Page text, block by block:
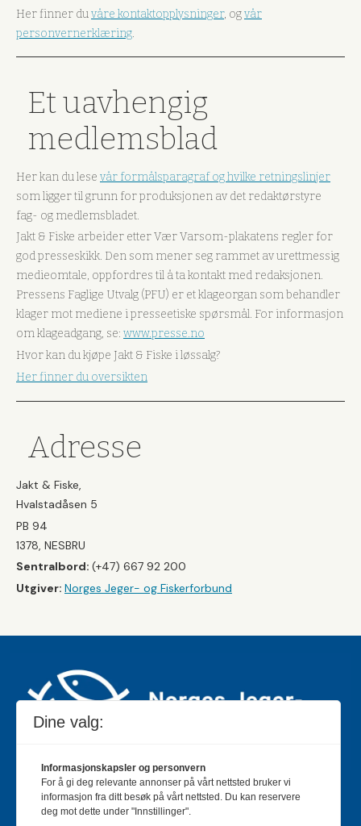
Her finner duvåre kontaktopplysninger, ogvår
personvernerklæring.
Et uavhengig
medlemsblad
Her kan du lese vår formålsparagraf og hvilke retningslinjer
som ligger til grunn for produksjonen av det redaktørstyre
fag- og medlemsbladet.
Jakt & Fiske arbeider etter Vær Varsom-plakatens regler for
god presseskikk. Den som mener seg rammet av urettmessig
medieomtale, oppfordres til å ta kontakt med redaksjonen.
Pressens Faglige Utvalg (PFU) er et klageorgan som behandler
klager mot mediene i presseetiske spørsmål. For informasjon
om klageadgang, se: www.presse.no
Hvor kan du kjøpe Jakt & Fiske i løssalg?
Her finner du oversikten
Adresse
Jakt & Fiske,
Hvalstadåsen 5
PB 94
1378, NESBRU
Sentralbord: (+47) 667 92 200
Utgiver: Norges Jeger- og Fiskerforbund
Jakt & Fiske er landets største og eldste magasin for
jakt- og fiskeinteresserte med 195 000 månedlige
Dine valg:
Informasjonskapsler og personvern
For å gi deg relevante annonser på vårt nettsted bruker vi
informasjon fra ditt besøk på vårt nettsted. Du kan reservere
deg mot dette under "Innstillinger".